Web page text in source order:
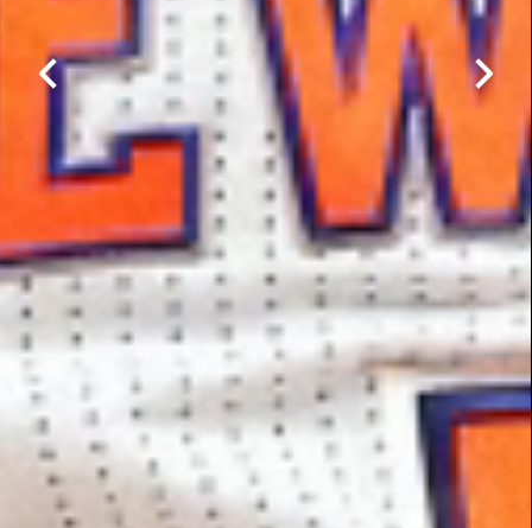
RATINGS
チェックする